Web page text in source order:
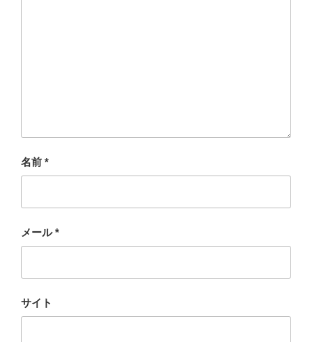
名前 *
メール*
サイト